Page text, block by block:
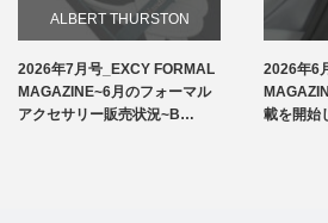
ALBERT THURSTON
お知らせ
2026年7月号_EXCY FORMAL
MAGAZINE~6月のフォーマル
アクセサリー販売状況~B…
2026年6
載を開始